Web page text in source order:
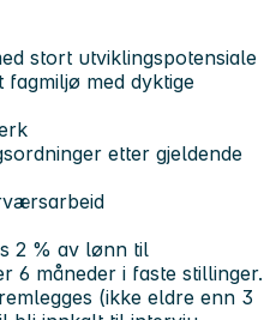
stort utviklingspotensiale
med dyktige
etter gjeldende
2 % av lønn til
6 måneder i faste stillinger.
(ikke eldre enn 3